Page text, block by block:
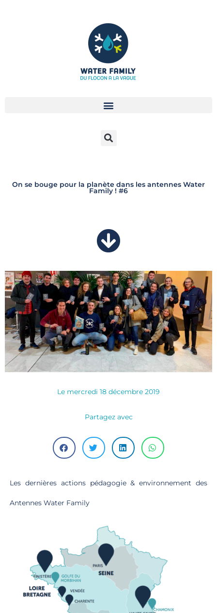
On se bouge pour la planète dans les antennes Water
Family ! #6
Le mercredi 18 décembre 2019
Partagez avec
Les dernières actions pédagogie & environnement des
Antennes Water Family